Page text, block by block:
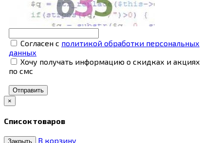
Согласен с политикой обработки персональных
данных
Хочу получать информацию о скидках и акциях
по смс
Отправить
×
Список товаров
Закрыть В корзину